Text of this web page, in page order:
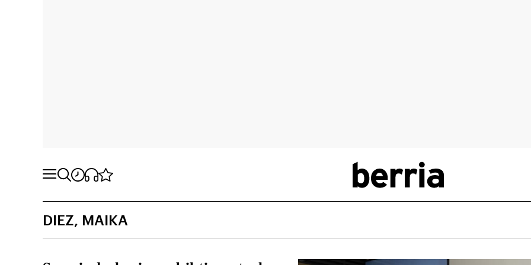
DIEZ, MAIKA